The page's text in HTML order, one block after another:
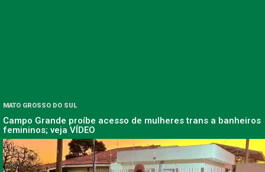
MATO GROSSO DO SUL
Campo Grande proíbe acesso de mulheres trans a banheiros
femininos; veja VÍDEO